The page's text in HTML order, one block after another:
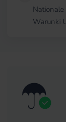
Warunki